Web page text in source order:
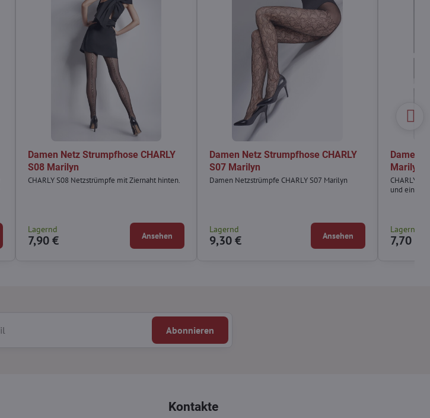
Damen Netz Strumpfhose CHARLY
S08 Marilyn
CHARLY S08 Netzstrümpfe mit Ziernaht hinten.
Lagernd
7,90 € Ansehen
Damen Netz Strumpfhose CHARLY
S07 Marilyn
Damen Netzstrümpfe CHARLY S07 Marilyn
Lagernd
9,30 € Ansehen
Damen
Marilyn
CHARLY
und einer
Lagernd
7,70 €
Abonnieren
Kontakte